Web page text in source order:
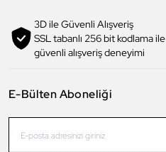
3D ile Güvenli Alışveriş
SSL tabanlı 256 bit kodlama ile
güvenli alışveriş deneyimi
E-Bülten Aboneliği